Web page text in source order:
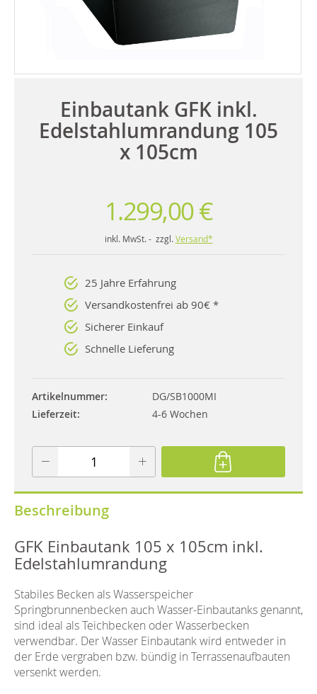
Einbautank GFK inkl.
Edelstahlumrandung 105
x 105cm
1.299,00 €
inkl. MwSt. - zzgl. Versand*
25 Jahre Erfahrung
Versandkostenfrei ab 90€ *
Sicherer Einkauf
Schnelle Lieferung
Artikelnummer
DG/SB1000MI
Lieferzeit
4-6 Wochen
Beschreibung
GFK Einbautank 105 x 105cm inkl.
Edelstahlumrandung
Stabiles Becken als Wasserspeicher
Springbrunnenbecken auch Wasser-Einbautanks genannt,
sind ideal als Teichbecken oder Wasserbecken
verwendbar. Der Wasser Einbautank wird entweder in
der Erde vergraben bzw. bündig in Terrassenaufbauten
versenkt werden.